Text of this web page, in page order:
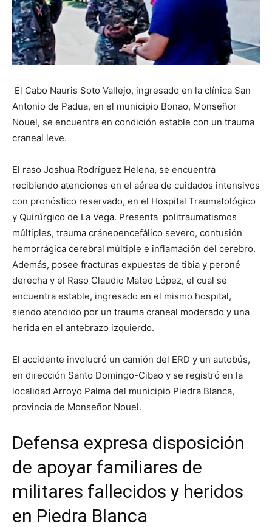
El Cabo Nauris Soto Vallejo, ingresado en la clínica San
Antonio de Padua, en el municipio Bonao, Monseñor
Nouel, se encuentra en condición estable con un trauma
craneal leve.
El raso Joshua Rodríguez Helena, se encuentra
recibiendo atenciones en el aérea de cuidados intensivos
con pronóstico reservado, en el Hospital Traumatológico
y Quirúrgico de La Vega. Presenta politraumatismos
múltiples, trauma cráneoencefálico severo, contusión
hemorrágica cerebral múltiple e inflamación del cerebro.
Además, posee fracturas expuestas de tibia y peroné
derecha y el Raso Claudio Mateo López, el cual se
encuentra estable, ingresado en el mismo hospital,
siendo atendido por un trauma craneal moderado y una
herida en el antebrazo izquierdo.
El accidente involucró un camión del ERD y un autobús,
en dirección Santo Domingo-Cibao y se registró en la
localidad Arroyo Palma del municipio Piedra Blanca,
provincia de Monseñor Nouel.
Defensa expresa disposición
de apoyar familiares de
militares fallecidos y heridos
en Piedra Blanca